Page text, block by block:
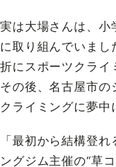
実は大場さんは、小
に取り組んでいまし
折にスポーツクライ
その後、名古屋市の
クライミングに夢中
「最初から結構登
ングジム主催の“草